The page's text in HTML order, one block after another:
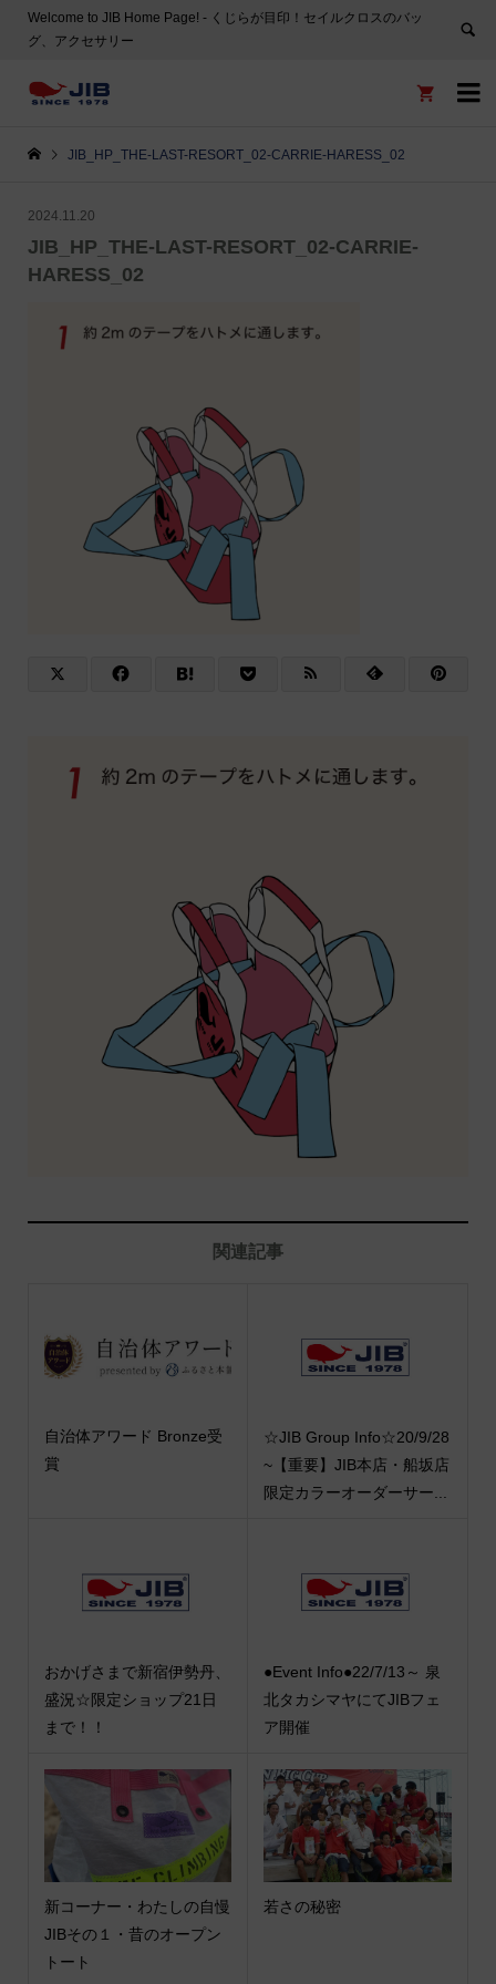
Welcome to JIB Home Page! ‐ くじらが目印！セイルクロスのバッ
グ、アクセサリー


JIB_HP_THE-LAST-RESORT_02-CARRIE-HARESS_02
2024.11.20
JIB_HP_THE-LAST-RESORT_02-CARRIE-
HARESS_02
関連記事
自治体アワード Bronze受
賞
☆JIB Group Info☆20/9/28
~【重要】JIB本店・船坂店
限定カラーオーダーサー...
おかげさまで新宿伊勢丹、
盛況☆限定ショップ21日
まで！！
●Event Info●22/7/13～ 泉
北タカシマヤにてJIBフェ
ア開催
新コーナー・わたしの自慢
JIBその１・昔のオープン
トート
若さの秘密